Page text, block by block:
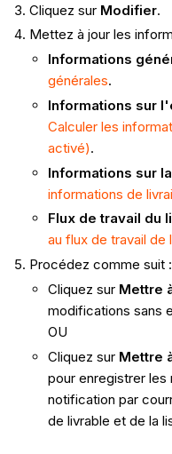
Cliquez sur Modifier.
Mettez à jour les
Informations
générales.
Informations sur
Calculer les
activé).
Informations sur
informations de
Flux de travail du
au flux de travail de
Procédez comme suit :
Cliquez sur Mettre
modifications sans
OU
Cliquez sur Mettre
pour enregistrer
notification par
de livrable et de la